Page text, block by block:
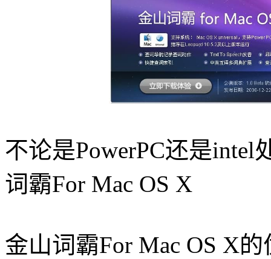
不论是PowerPC还是
词霸For Mac OS X
金山词霸For Mac OS X